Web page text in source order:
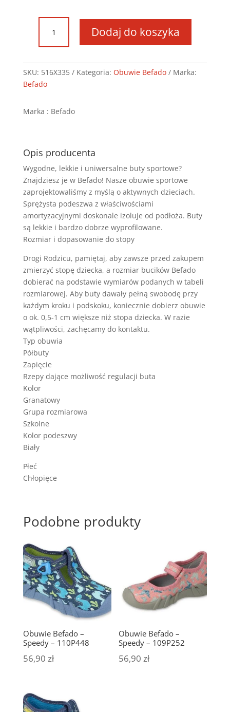
ilość
Buty
sportowe
-
516X335
Dodaj do koszyka
SKU: 516X335 Kategoria: Obuwie Befado
Marka:
Befado
Marka : Befado
Opis producenta
Wygodne, lekkie i uniwersalne buty sportowe?
Znajdziesz je w Befado! Nasze obuwie sportowe
zaprojektowaliśmy z myślą o aktywnych dzieciach.
Sprężysta podeszwa z właściwościami
amortyzacyjnymi doskonale izoluje od podłoża. Buty
są lekkie i bardzo dobrze wyprofilowane.
Rozmiar i dopasowanie do stopy
Drogi Rodzicu, pamiętaj, aby zawsze przed zakupem
zmierzyć stopę dziecka, a rozmiar bucików Befado
dobierać na podstawie wymiarów podanych w tabeli
rozmiarowej. Aby buty dawały pełną swobodę przy
każdym kroku i podskoku, koniecznie dobierz obuwie
o ok. 0,5-1 cm większe niż stopa dziecka. W razie
wątpliwości, zachęcamy do kontaktu.
Typ obuwia
Półbuty
Zapięcie
Rzepy dające możliwość regulacji buta
Kolor
Granatowy
Grupa rozmiarowa
Szkolne
Kolor podeszwy
Biały
Płeć
Chłopięce
Podobne produkty
Obuwie Befado –
Speedy – 110P448
56,90 zł
Obuwie Befado –
Speedy – 109P252
56,90zł